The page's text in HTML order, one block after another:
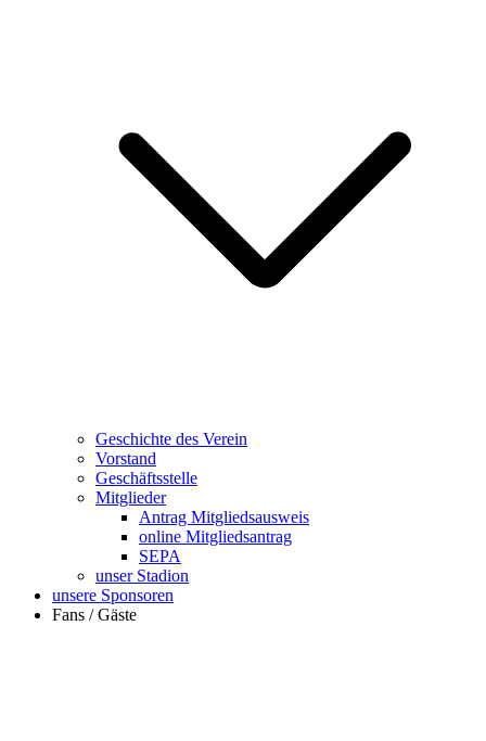
Geschichte des Verein
Vorstand
Geschäftsstelle
Mitglieder
Antrag Mitgliedsausweis
online Mitgliedsantrag
SEPA
unser Stadion
unsere Sponsoren
Fans / Gäste